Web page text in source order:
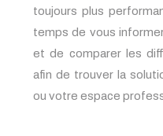
toujours plus
temps de vous
et de comparer les
afin de trouver la
ou votre espace